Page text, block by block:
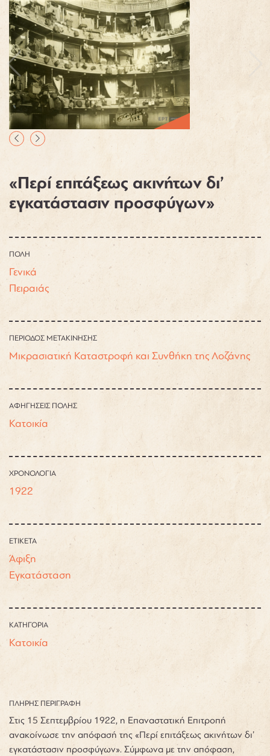
«Περί επιτάξεως ακινήτων δι’
εγκατάστασιν προσφύγων»
ΠΟΛΗ
Γενικά
Πειραιάς
ΠΕΡΙΟΔΟΣ ΜΕΤΑΚΙΝΗΣΗΣ
Μικρασιατική Καταστροφή και Συνθήκη της Λοζάνης
ΑΦΗΓΗΣΕΙΣ ΠΟΛΗΣ
Κατοικία
ΧΡΟΝΟΛΟΓΙΑ
1922
ΕΤΙΚΕΤΑ
Άφιξη
Εγκατάσταση
ΚΑΤΗΓΟΡΙΑ
Κατοικία
ΠΛΗΡΗΣ ΠΕΡΙΓΡΑΦΗ
Στις 15 Σεπτεμβρίου 1922, η Επαναστατική Επιτροπή
ανακοίνωσε την απόφασή της «Περί επιτάξεως ακινήτων δι’
εγκατάστασιν προσφύγων». Σύμφωνα με την απόφαση,